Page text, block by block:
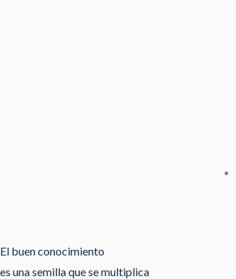
El buen conocimiento
es una semilla que se multiplica